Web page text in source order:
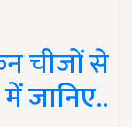
चीजों से
जानिए..